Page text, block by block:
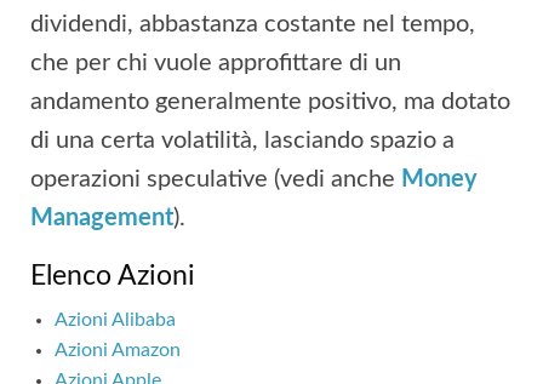
dividendi, abbastanza costante nel tempo,
che per chi vuole approfittare di un
andamento generalmente positivo, ma dotato
di una certa volatilità, lasciando spazio a
operazioni speculative (vedi anche Money
Management).
Elenco Azioni
Azioni Alibaba
Azioni Amazon